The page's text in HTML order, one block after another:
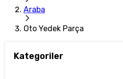
Araba
Oto Yedek Parça
Kategoriler